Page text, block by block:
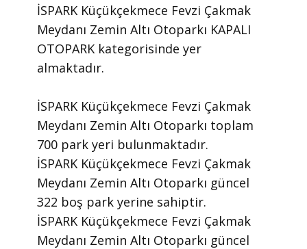
​İSPARK Küçükçekmece Fevzi Çakmak
Meydanı Zemin Altı Otoparkı KAPALI
OTOPARK kategorisinde yer
almaktadır.
İSPARK Küçükçekmece Fevzi Çakmak
Meydanı Zemin Altı Otoparkı toplam
700 park yeri bulunmaktadır.
İSPARK Küçükçekmece Fevzi Çakmak
Meydanı Zemin Altı Otoparkı güncel
322 boş park yerine sahiptir.
İSPARK Küçükçekmece Fevzi Çakmak
Meydanı Zemin Altı Otoparkı güncel